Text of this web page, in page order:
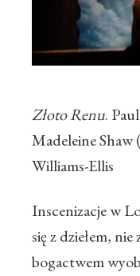
Złoto Renu.
Madeleine
Williams-Ellis
Inscenizacje w
się z dziełem,
bogactwem